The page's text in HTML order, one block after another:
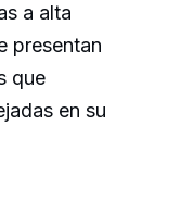
a alta
presentan
que
en su